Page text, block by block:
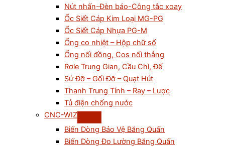
Nút nhấn-Đèn báo-Công tắc xoay
Ốc Siết Cáp Kim Loại MG-PG
Ốc Siết Cáp Nhựa PG-M
Ống co nhiệt – Hộp chữ số
Ống nối đồng, Cos nối thẳng
Rơle Trung Gian, Cầu Chì, Đế
Sứ Đỡ – Gối Đỡ – Quạt Hút
Thanh Trung Tính – Ray – Lược
Tủ điện chống nước
CNC-WIZ
Biến Dòng Bảo Vệ Băng Quấn
Biến Dòng Đo Lường Băng Quấn